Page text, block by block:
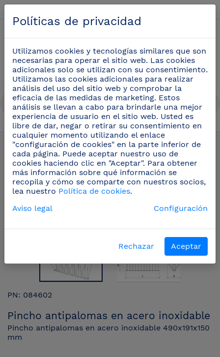
Equipamiento industria (27)
PN: 084602
Pincho antipalomas en acero inoxidable
Pincho antipalomas en acero inoxidable 490x191x150
mm
Políticas de privacidad
Utilizamos cookies y tecnologías similares que son
necesarias para operar el sitio web. Las cookies
adicionales solo se utilizan con su consentimiento.
Utilizamos las cookies adicionales para realizar
análisis del uso del sitio web y comprobar la
eficacia de las medidas de marketing. Estos
análisis se llevan a cabo para brindarle una mejor
experiencia de usuario en el sitio web. Usted es
libre de dar, negar o retirar su consentimiento en
cualquier momento utilizando el enlace
"configuración de cookies" en la parte inferior de
cada página. Puede aceptar nuestro uso de
cookies haciendo clic en "Aceptar". Para obtener
más información sobre qué información se
recopila y cómo se comparte con nuestros socios,
lea nuestro Política de cookies.
Aviso legal
Configuración
Rechazar Aceptar